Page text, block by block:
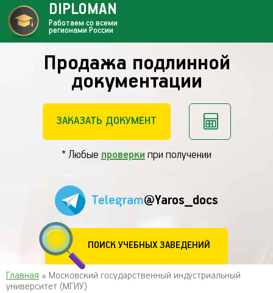
Продажа подлинной
документации
ЗАКАЗАТЬ ДОКУМЕНТ
* Любые проверки при получении
Telegram@Yaros_docs
ПОИСК УЧЕБНЫХ ЗАВЕДЕНИЙ
DIPLOMAN
Работаем со всеми
регионами России
Главная » Московский государственный индустриальный
университет (МГИУ)